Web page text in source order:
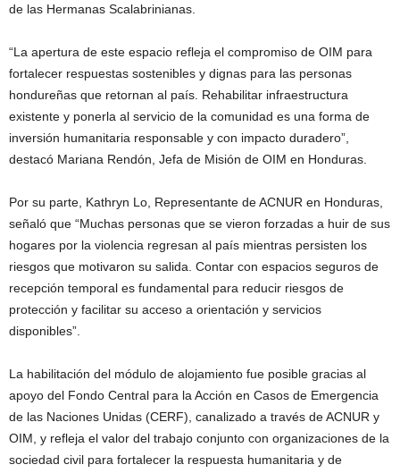
de las Hermanas Scalabrinianas.
“La apertura de este espacio refleja el compromiso de OIM para
fortalecer respuestas sostenibles y dignas para las personas
hondureñas que retornan al país. Rehabilitar infraestructura
existente y ponerla al servicio de la comunidad es una forma de
inversión humanitaria responsable y con impacto duradero”,
destacó Mariana Rendón, Jefa de Misión de OIM en Honduras.
Por su parte, Kathryn Lo, Representante de ACNUR en Honduras,
señaló que “Muchas personas que se vieron forzadas a huir de sus
hogares por la violencia regresan al país mientras persisten los
riesgos que motivaron su salida. Contar con espacios seguros de
recepción temporal es fundamental para reducir riesgos de
protección y facilitar su acceso a orientación y servicios
disponibles”.
La habilitación del módulo de alojamiento fue posible gracias al
apoyo del Fondo Central para la Acción en Casos de Emergencia
de las Naciones Unidas (CERF), canalizado a través de ACNUR y
OIM, y refleja el valor del trabajo conjunto con organizaciones de la
sociedad civil para fortalecer la respuesta humanitaria y de